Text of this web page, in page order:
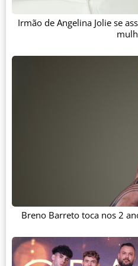
Irmão de Angelina Jolie se
Breno Barreto toca nos 2